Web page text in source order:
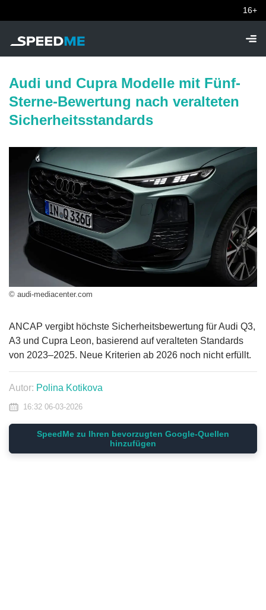
16+
Audi und Cupra Modelle mit Fünf-
Sterne-Bewertung nach veralteten
Sicherheitsstandards
© audi-mediacenter.com
ANCAP vergibt höchste Sicherheitsbewertung für Audi Q3,
A3 und Cupra Leon, basierend auf veralteten Standards
von 2023–2025. Neue Kriterien ab 2026 noch nicht erfüllt.
Autor: Polina Kotikova
16:32 06-03-2026
SpeedMe zu Ihren bevorzugten Google-Quellen
hinzufügen